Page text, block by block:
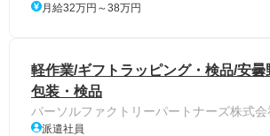
月給32万円～38万円
軽作業/ギフトラッピング・検品/安曇
包装・検品
パーソルファクトリーパートナーズ株式会
派遣社員